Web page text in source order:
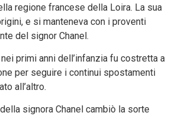
regione francese della Loira. La sua
e si manteneva con i proventi
del signor Chanel.
primi anni dell’infanzia fu costretta a
per seguire i continui spostamenti
all’altro.
signora Chanel cambiò la sorte